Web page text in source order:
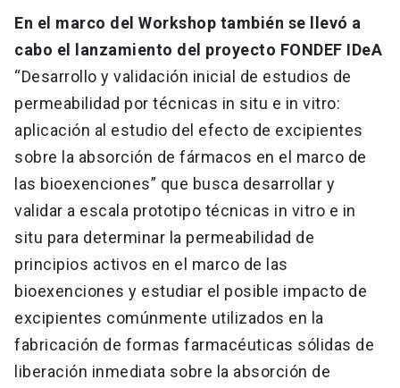
En el marco del Workshop también se llevó a
cabo el lanzamiento del proyecto FONDEF IDeA
“Desarrollo y validación inicial de estudios de
permeabilidad por técnicas in situ e in vitro:
aplicación al estudio del efecto de excipientes
sobre la absorción de fármacos en el marco de
las bioexenciones” que busca desarrollar y
validar a escala prototipo técnicas in vitro e in
situ para determinar la permeabilidad de
principios activos en el marco de las
bioexenciones y estudiar el posible impacto de
excipientes comúnmente utilizados en la
fabricación de formas farmacéuticas sólidas de
liberación inmediata sobre la absorción de